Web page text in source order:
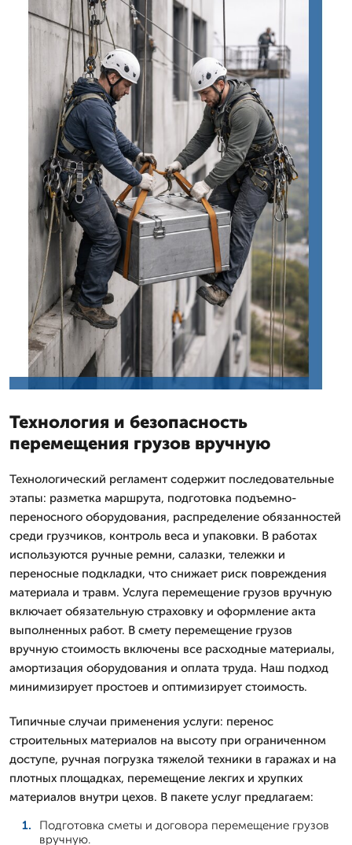
Технология и безопасность
перемещения грузов вручную
Технологический регламент содержит последовательные
этапы: разметка маршрута, подготовка подъемно-
переносного оборудования, распределение обязанностей
среди грузчиков, контроль веса и упаковки. В работах
используются ручные ремни, салазки, тележки и
переносные подкладки, что снижает риск повреждения
материала и травм. Услуга перемещение грузов вручную
включает обязательную страховку и оформление акта
выполненных работ. В смету перемещение грузов
вручную стоимость включены все расходные материалы,
амортизация оборудования и оплата труда. Наш подход
минимизирует простоев и оптимизирует стоимость.
Типичные случаи применения услуги: перенос
строительных материалов на высоту при ограниченном
доступе, ручная погрузка тяжелой техники в гаражах и на
плотных площадках, перемещение лекгих и хрупких
материалов внутри цехов. В пакете услуг предлагаем:
Подготовка сметы и договора перемещение грузов
вручную.